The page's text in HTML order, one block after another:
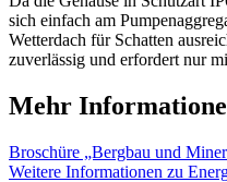
sich einfach am
Wetterdach für Schatten
zuverlässig und erfordert nur
Mehr
Broschüre „Bergbau und
Weitere Informationen zu